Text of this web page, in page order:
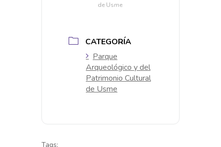
de Usme
CATEGORÍA
Parque
Arqueológico y del
Patrimonio Cultural
de Usme
Tags: